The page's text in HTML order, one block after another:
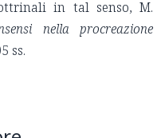
in tal senso, M.
nella procreazione
ss.